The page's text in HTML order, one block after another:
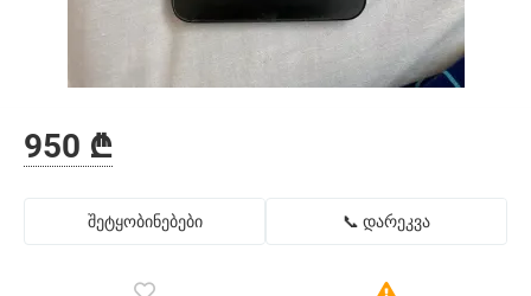
950 ₾
შეტყობინებები 📞 დარეკვა